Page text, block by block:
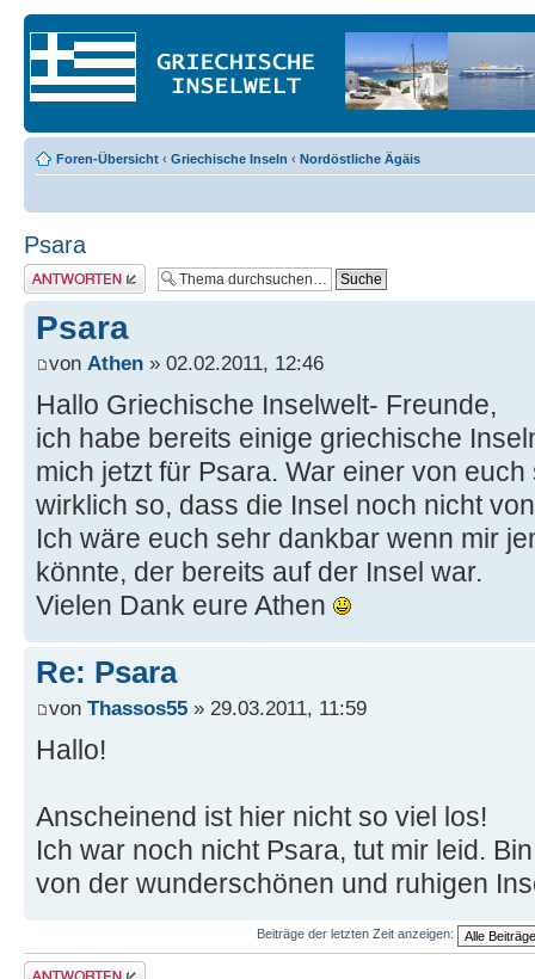
Foren-Übersicht ‹ Griechische Inseln ‹ Nordöstliche Ägäis
Psara
Antwort erstellen
Psara
von Athen » 02.02.2011, 12:46
Hallo Griechische Inselwelt- Freunde,
ich habe bereits einige griechische
mich jetzt für Psara. War einer von
wirklich so, dass die Insel noch nicht
Ich wäre euch sehr dankbar wenn mir
könnte, der bereits auf der Insel war.
Vielen Dank eure Athen
Re: Psara
von Thassos55 » 29.03.2011, 11:59
Hallo!
Anscheinend ist hier nicht so viel los!
Ich war noch nicht Psara, tut mir leid.
von der wunderschönen und ruhigen
Beiträge der letzten Zeit anzeigen:
Antwort erstellen